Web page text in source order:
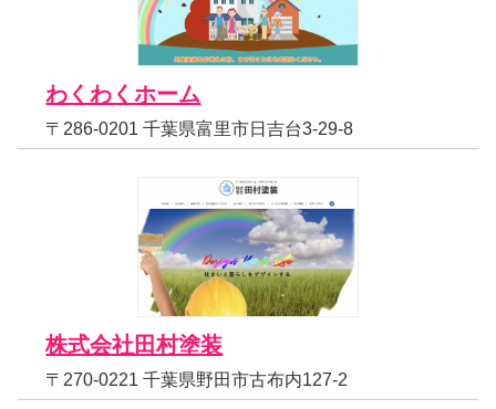
わくわくホーム
〒286-0201 千葉県富里市日吉台3-29-8
株式会社田村塗装
〒270-0221 千葉県野田市古布内127-2